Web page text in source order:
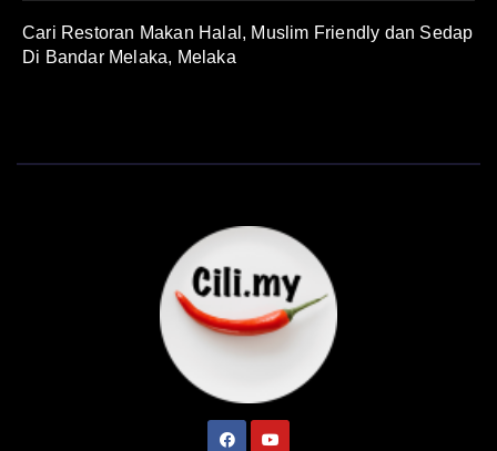
Cari Restoran Makan Halal, Muslim Friendly dan Sedap
Di Bandar Melaka, Melaka